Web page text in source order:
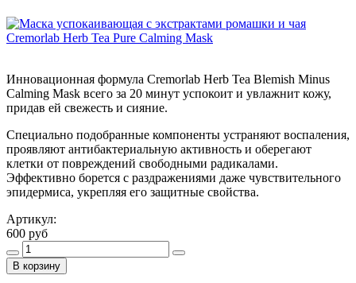
Инновационная формула Cremorlab Herb Tea Blemish Minus
Calming Mask всего за 20 минут успокоит и увлажнит кожу,
придав ей свежесть и сияние.
Специально подобранные компоненты устраняют воспаления,
проявляют антибактериальную активность и оберегают
клетки от повреждений свободными радикалами.
Эффективно борется с раздражениями даже чувствительного
эпидермиса, укрепляя его защитные свойства.
Артикул:
600 руб
В корзину